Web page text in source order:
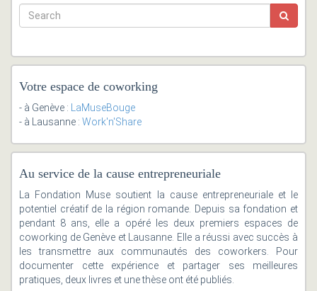
Votre espace de coworking
- à Genève : LaMuseBouge
- à Lausanne : Work'n'Share
Au service de la cause entrepreneuriale
La Fondation Muse soutient la cause entrepreneuriale et le
potentiel créatif de la région romande. Depuis sa fondation et
pendant 8 ans, elle a opéré les deux premiers espaces de
coworking de Genève et Lausanne. Elle a réussi avec succès à
les transmettre aux communautés des coworkers. Pour
documenter cette expérience et partager ses meilleures
pratiques, deux livres et une thèse ont été publiés.